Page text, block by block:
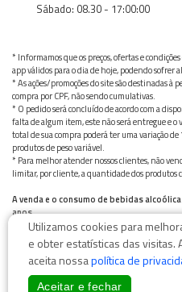
Sábado: 08.30 - 17:00:00
* Informamos que os preços, ofertas e
app válidos para o dia de hoje, podendo sofrer
* As ações/promoções do site são destinadas à
compra por CPF, não sendo cumulativas.
* O pedido será concluído de acordo com a
falta de algum item, este não será entregue e
total de sua compra poderá ter uma variação
produtos de peso variável.
* Para melhor atender nossos clientes, não
limitar, por cliente, a quantidade dos produtos
A venda e o consumo de bebidas
anos.
Bebida alcoólica pode causar dependência
Beba com moderação
Utilizamos cookies para
e obter estatísticas das visitas.
aceita nossapolítica de
Aceitar e fechar